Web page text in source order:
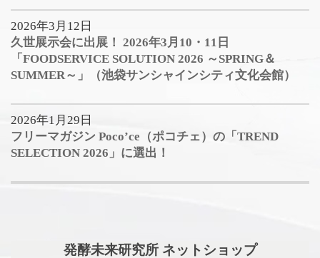
2026年3月12日
久世展示会に出展！ 2026年3月10・11日
「FOODSERVICE SOLUTION 2026 ～SPRING＆
SUMMER～」（池袋サンシャインシティ文化会館）
2026年1月29日
フリーマガジン Poco’ce（ポコチェ）の「TREND
SELECTION 2026」に選出！
発酵未来研究所 ネットショップ